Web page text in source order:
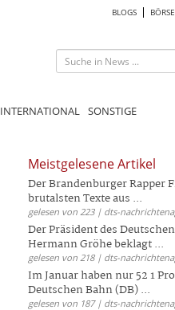
BLOGS
INTERNATIONAL SONSTIGE
Meistgelesene Artikel
Der Brandenburger Rapper
brutalsten Texte aus ...
gelesen von 223 | dts-
Der Präsident des
Hermann Gröhe beklagt ...
gelesen von 218 | dts-
Im Januar haben nur 52 1
Deutschen Bahn (DB) ...
gelesen von 187 | dts-